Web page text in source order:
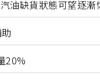
油缺貨狀態可望逐漸
20%